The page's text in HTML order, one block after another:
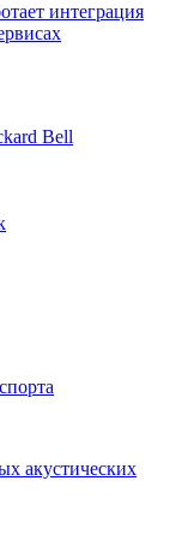
интеграция
Bell
акустических